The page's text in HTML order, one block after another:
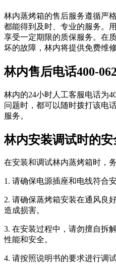
林内蒸烤箱的售后服务遵循严
都能得到及时、专业的服务。
享受一定期限的质保服务。在
坏的故障，林内将提供免费维
林内售后电话400-
林内的24小时人工客服电话为
问题时，都可以随时拨打该电
服务。
林内安装调试时的
在安装和调试林内蒸烤箱时，
1. 请确保电源插座和电线符合
2. 请确保蒸烤箱安装在通风良
造成损害。
3. 在安装过程中，请勿擅自拆
性能和安全。
4. 请按照说明书的要求进行调